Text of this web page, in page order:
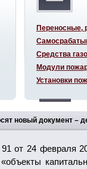
новый документ –
от 24 февраля
Переносные,
Средства
Модули
Установки